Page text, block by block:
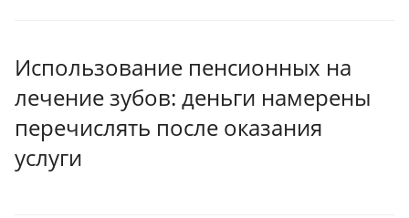
Использование пенсионных на
лечение зубов: деньги намерены
перечислять после оказания
услуги